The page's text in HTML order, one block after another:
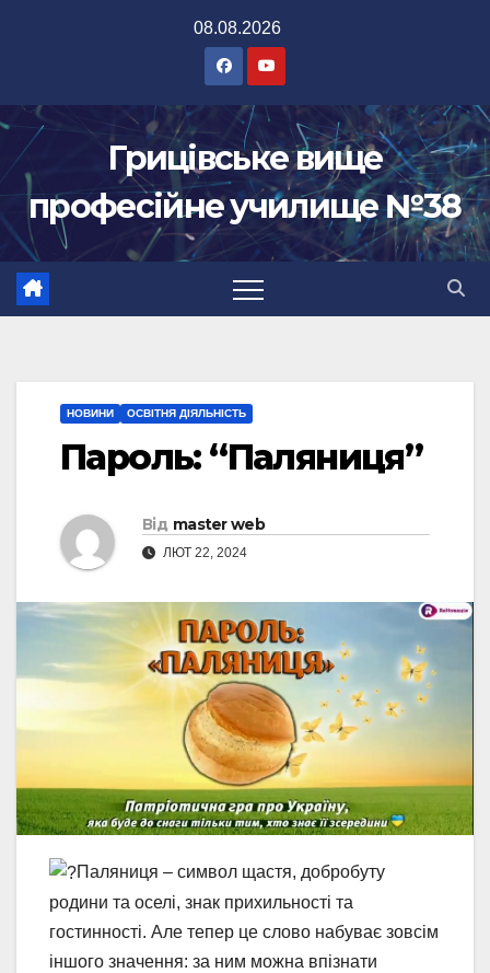
08.08.2026
Грицівське вище
професійне училище №38
НОВИНИ ОСВІТНЯ ДІЯЛЬНІСТЬ
Пароль: “Паляниця”
Від master web
ЛЮТ 22, 2024
Паляниця – символ щастя, добробуту
родини та оселі, знак прихильності та
гостинності. Але тепер це слово набуває зовсім
іншого значення: за ним можна впізнати